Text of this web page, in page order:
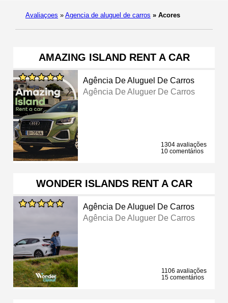
Avaliaçoes » Agencia de aluguel de carros » Acores
AMAZING ISLAND RENT A CAR
Agência De Aluguel De Carros
Agência De Aluguer De Carros
1304 avaliações
10 comentários
WONDER ISLANDS RENT A CAR
Agência De Aluguel De Carros
Agência De Aluguer De Carros
1106 avaliações
15 comentários